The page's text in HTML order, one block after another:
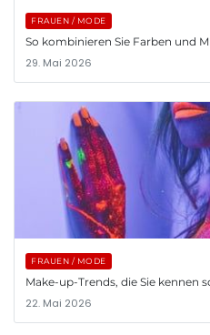
FRAUEN / MODE
So kombinieren Sie Farben und
29. Mai 2026
FRAUEN / MODE
Make-up-Trends, die Sie kennen
22. Mai 2026